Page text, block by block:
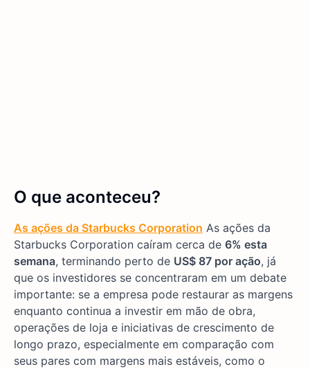
O que aconteceu?
As ações da Starbucks Corporation As ações da
Starbucks Corporation caíram cerca de 6% esta
semana, terminando perto de US$ 87 por ação, já
que os investidores se concentraram em um debate
importante: se a empresa pode restaurar as margens
enquanto continua a investir em mão de obra,
operações de loja e iniciativas de crescimento de
longo prazo, especialmente em comparação com
seus pares com margens mais estáveis, como o